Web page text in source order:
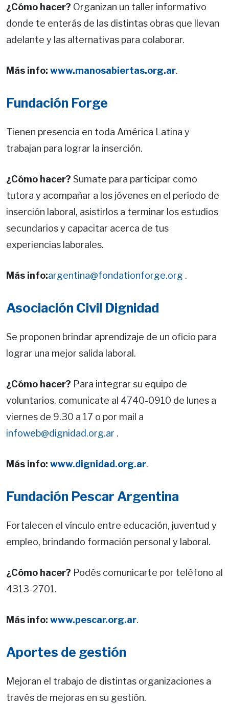
¿Cómo hacer? Organizan un taller informativo
donde te enterás de las distintas obras que llevan
adelante y las alternativas para colaborar.
Más info: www.manosabiertas.org.ar.
Fundación Forge
Tienen presencia en toda América Latina y
trabajan para lograr la inserción.
¿Cómo hacer? Sumate para participar como
tutora y acompañar a los jóvenes en el período de
inserción laboral, asistirlos a terminar los estudios
secundarios y capacitar acerca de tus
experiencias laborales.
Más info:argentina@fondationforge.org .
Asociación Civil Dignidad
Se proponen brindar aprendizaje de un oficio para
lograr una mejor salida laboral.
¿Cómo hacer? Para integrar su equipo de
voluntarios, comunicate al 4740-0910 de lunes a
viernes de 9.30 a 17 o por mail a
infoweb@dignidad.org.ar .
Más info: www.dignidad.org.ar.
Fundación Pescar Argentina
Fortalecen el vínculo entre educación, juventud y
empleo, brindando formación personal y laboral.
¿Cómo hacer? Podés comunicarte por teléfono al
4313-2701.
Más info: www.pescar.org.ar.
Aportes de gestión
Mejoran el trabajo de distintas organizaciones a
través de mejoras en su gestión.